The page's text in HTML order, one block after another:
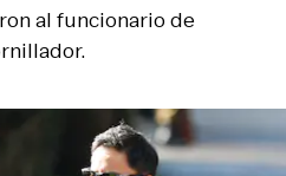
al funcionario de